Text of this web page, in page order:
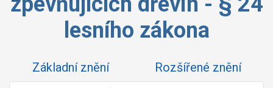
lesního zákona
Základní znění
Rozšířené znění